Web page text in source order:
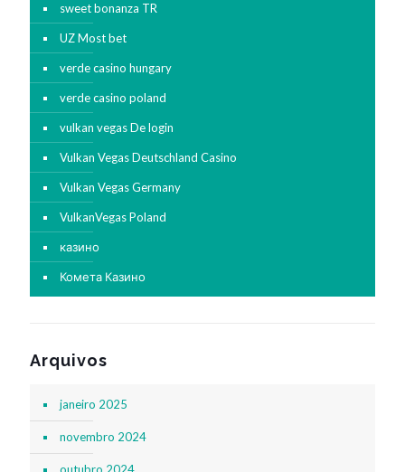
sweet bonanza TR
UZ Most bet
verde casino hungary
verde casino poland
vulkan vegas De login
Vulkan Vegas Deutschland Casino
Vulkan Vegas Germany
VulkanVegas Poland
казино
Комета Казино
Arquivos
janeiro 2025
novembro 2024